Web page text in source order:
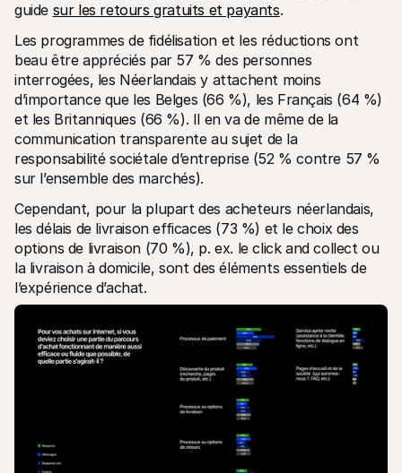
guide sur les retours gratuits et payants.
Les programmes de fidélisation et les réductions ont
beau être appréciés par 57 % des personnes
interrogées, les Néerlandais y attachent moins
d’importance que les Belges (66 %), les Français (64 %)
et les Britanniques (66 %). Il en va de même de la
communication transparente au sujet de la
responsabilité sociétale d’entreprise (52 % contre 57 %
sur l’ensemble des marchés).
Cependant, pour la plupart des acheteurs néerlandais,
les délais de livraison efficaces (73 %) et le choix des
options de livraison (70 %), p. ex. le click and collect ou
la livraison à domicile, sont des éléments essentiels de
l’expérience d’achat.